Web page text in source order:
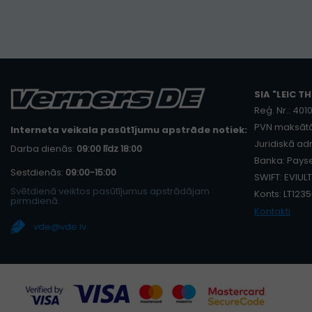
Interneta veikala pasūtījumu apstrāde notiek:
Darba dienās: 09:00 līdz 18:00
Sestdienās: 09:00-15:00
Svētdienā veiktos pasūtījumus apstrādājam
pirmdienā.
vde@vde.lv
SIA "LEIC
Reģ. Nr.:
PVN
Juridiskā
Banka:
SWIFT:
Konts:
Kontakti